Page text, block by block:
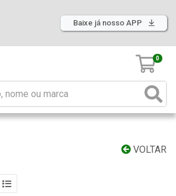
Baixe já nosso APP
0
VOLTAR